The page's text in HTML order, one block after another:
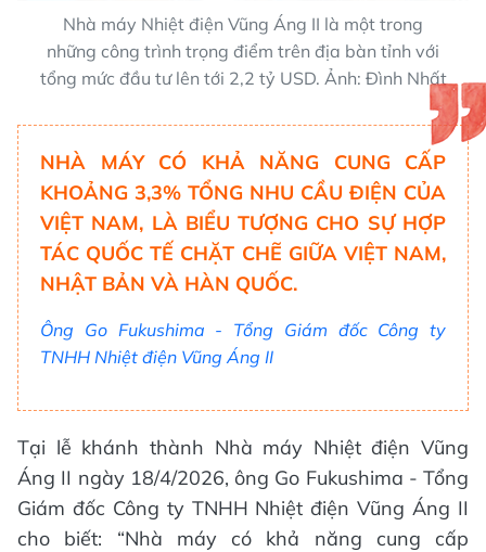
Nhà máy Nhiệt điện Vũng Áng II là một trong
những công trình trọng điểm trên địa bàn tỉnh với
tổng mức đầu tư lên tới 2,2 tỷ USD. Ảnh: Đình Nhất
NHÀ MÁY CÓ KHẢ NĂNG CUNG CẤP
KHOẢNG 3,3% TỔNG NHU CẦU ĐIỆN CỦA
VIỆT NAM, LÀ BIỂU TƯỢNG CHO SỰ HỢP
TÁC QUỐC TẾ CHẶT CHẼ GIỮA VIỆT NAM,
NHẬT BẢN VÀ HÀN QUỐC.
Ông Go Fukushima - Tổng Giám đốc Công ty
TNHH Nhiệt điện Vũng Áng II
Tại lễ khánh thành Nhà máy Nhiệt điện Vũng
Áng II ngày 18/4/2026, ông Go Fukushima - Tổng
Giám đốc Công ty TNHH Nhiệt điện Vũng Áng II
cho biết: “Nhà máy có khả năng cung cấp